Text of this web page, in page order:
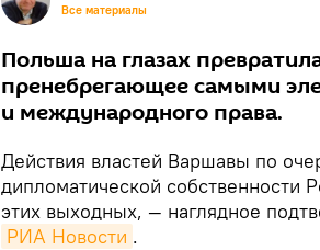
Все материалы
Польша на глазах
пренебрегающее самыми
и международного права.
Действия властей Варшавы по
дипломатической собственности
этих выходных, — наглядное
РИА Новости .